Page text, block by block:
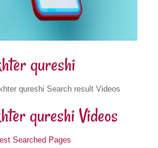
qureshi
qureshi Search result Videos
qureshi Videos
Searched Pages